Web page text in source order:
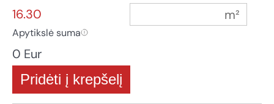
16.30
Apytikslė suma
0 Eur
Pridėti į krepšelį